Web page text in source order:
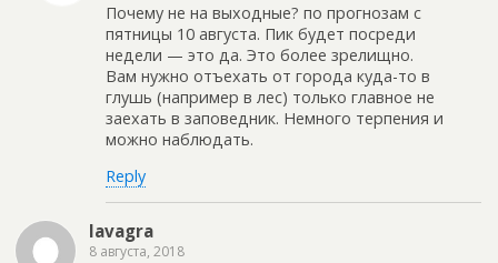
Почему не на выходные? по прогнозам с
пятницы 10 августа. Пик будет посреди
недели — это да. Это более зрелищно.
Вам нужно отъехать от города куда-то в
глушь (например в лес) только главное не
заехать в заповедник. Немного терпения и
можно наблюдать.
Reply
lavagra
8 августа, 2018